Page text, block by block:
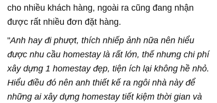
cho nhiều khách hàng, ngoài ra cũng đang nhận
được rất nhiều đơn đặt hàng.
"Anh hay đi phượt, thích nhiếp ảnh nữa nên hiểu
được nhu cầu homestay là rất lớn, thế nhưng chi phí
xây dựng 1 homestay đẹp, tiện ích lại không hề nhỏ.
Hiểu điều đó nên anh thiết kế ra ngôi nhà này để
những ai xây dựng homestay tiết kiệm thời gian và